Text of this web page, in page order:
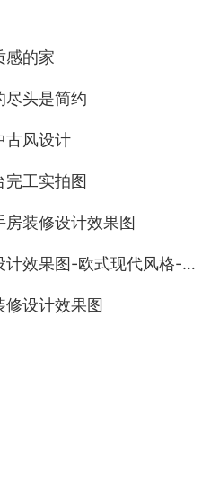
感的家
尽头是简约
古风设计
完工实拍图
装修设计效果图
图-欧式现代风格-三居室装修
设计效果图